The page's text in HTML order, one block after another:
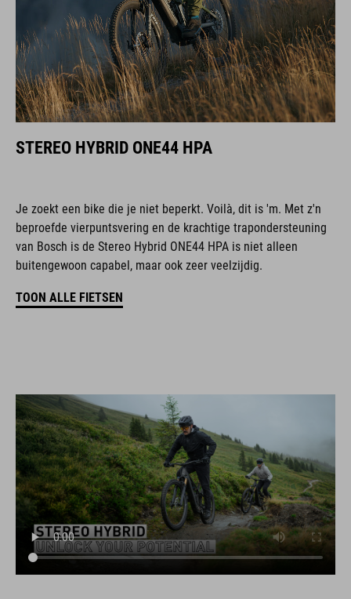
STEREO HYBRID ONE44 HPA
Je zoekt een bike die je niet beperkt. Voilà, dit is 'm. Met z'n
beproefde vierpuntsvering en de krachtige trapondersteuning
van Bosch is de Stereo Hybrid ONE44 HPA is niet alleen
buitengewoon capabel, maar ook zeer veelzijdig.
TOON ALLE FIETSEN